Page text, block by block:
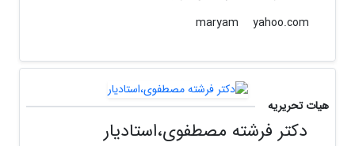
yahoo.com
هیات تحریریه
دکتر فرشته مصطفوی،استادیار